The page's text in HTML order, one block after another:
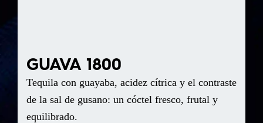
GUAVA 1800
Tequila con guayaba, acidez cítrica y el contraste
de la sal de gusano: un cóctel fresco, frutal y
equilibrado.